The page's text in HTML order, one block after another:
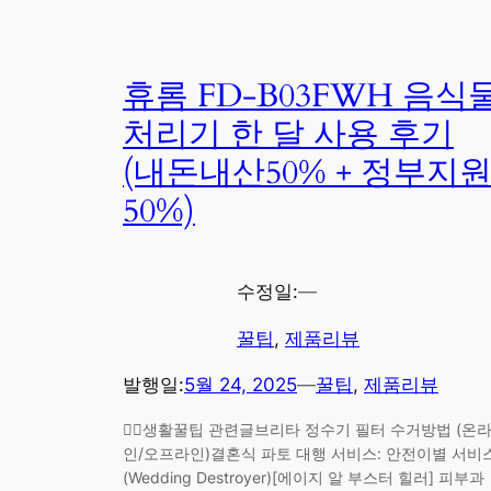
휴롬 FD-B03FWH 음식
처리기 한 달 사용 후기
(내돈내산50% + 정부지원
50%)
수정일:—
꿀팁, 제품리뷰
발행일:5월 24, 2025—꿀팁, 제품리뷰
🕵️‍♀️생활꿀팁 관련글브리타 정수기 필터 수거방법 (온라
인/오프라인)결혼식 파토 대행 서비스: 안전이별 서비
(Wedding Destroyer)[에이지 알 부스터 힐러] 피부과